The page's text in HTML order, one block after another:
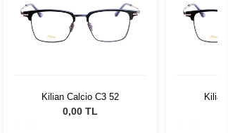
Kilian Calcio C3 52
0,00 TL